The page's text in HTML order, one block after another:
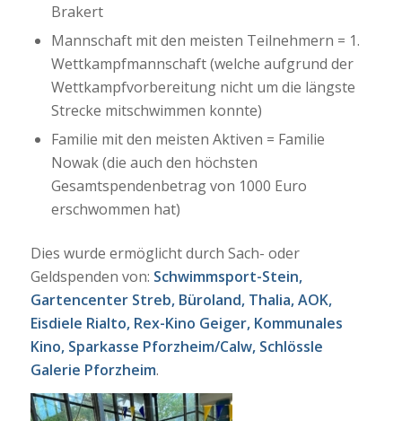
Brakert
Mannschaft mit den meisten Teilnehmern = 1.
Wettkampfmannschaft (welche aufgrund der
Wettkampfvorbereitung nicht um die längste
Strecke mitschwimmen konnte)
Familie mit den meisten Aktiven = Familie
Nowak (die auch den höchsten
Gesamtspendenbetrag von 1000 Euro
erschwommen hat)
Dies wurde ermöglicht durch Sach- oder
Geldspenden von: Schwimmsport-Stein,
Gartencenter Streb, Büroland, Thalia, AOK,
Eisdiele Rialto, Rex-Kino Geiger, Kommunales
Kino, Sparkasse Pforzheim/Calw, Schlössle
Galerie Pforzheim.